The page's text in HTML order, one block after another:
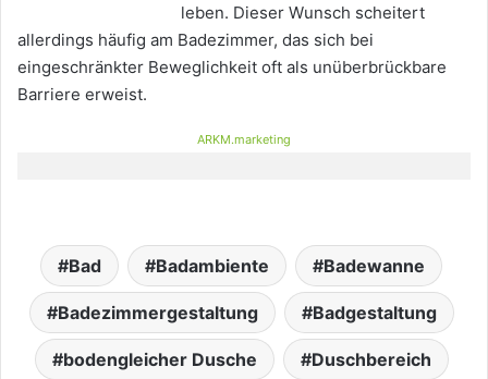
leben. Dieser Wunsch scheitert
allerdings häufig am Badezimmer, das sich bei
eingeschränkter Beweglichkeit oft als unüberbrückbare
Barriere erweist.
ARKM.marketing
Bad Badambiente Badewanne
Badezimmergestaltung Badgestaltung
bodengleicher Dusche Duschbereich